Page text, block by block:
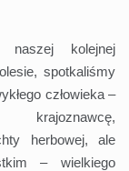
kolejnej
spotkaliśmy
człowieka –
krajoznawcę,
herbowej, ale
– wielkiego